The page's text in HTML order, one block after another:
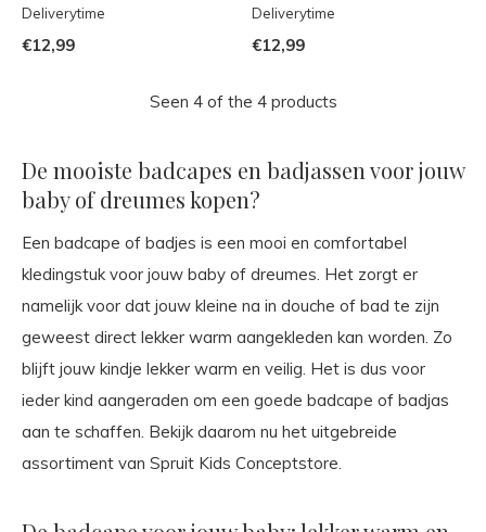
Deliverytime
€12,99
Deliverytime
€12,99
Seen 4 of the 4 products
De mooiste badcapes en badjassen voor jouw
baby of dreumes kopen?
Een badcape of badjes is een mooi en comfortabel
kledingstuk voor jouw baby of dreumes. Het zorgt er
namelijk voor dat jouw kleine na in douche of bad te zijn
geweest direct lekker warm aangekleden kan worden. Zo
blijft jouw kindje lekker warm en veilig. Het is dus voor
ieder kind aangeraden om een goede badcape of badjas
aan te schaffen. Bekijk daarom nu het uitgebreide
assortiment van Spruit Kids Conceptstore.